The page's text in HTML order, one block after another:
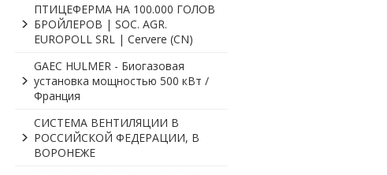
ПТИЦЕФЕРМА НА 100.000 ГОЛОВ
БРОЙЛЕРОВ | SOC. AGR.
EUROPOLL SRL | Cervere (CN)
GAEC HULMER - Биогазовая
установка мощностью 500 кВт /
Франция
СИСТЕМА ВЕНТИЛЯЦИИ В
РОССИЙСКОЙ ФЕДЕРАЦИИ, В
ВОРОНЕЖЕ